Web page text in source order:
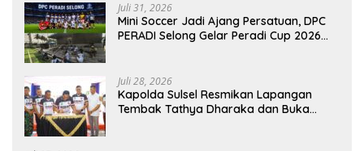
Juli 31, 2026
Mini Soccer Jadi Ajang Persatuan, DPC
PERADI Selong Gelar Peradi Cup 2026
Juli 28, 2026
Kapolda Sulsel Resmikan Lapangan
Tembak Tathya Dharaka dan Buka